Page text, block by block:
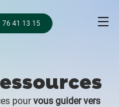
76 41 13 15
pourvous guider vers